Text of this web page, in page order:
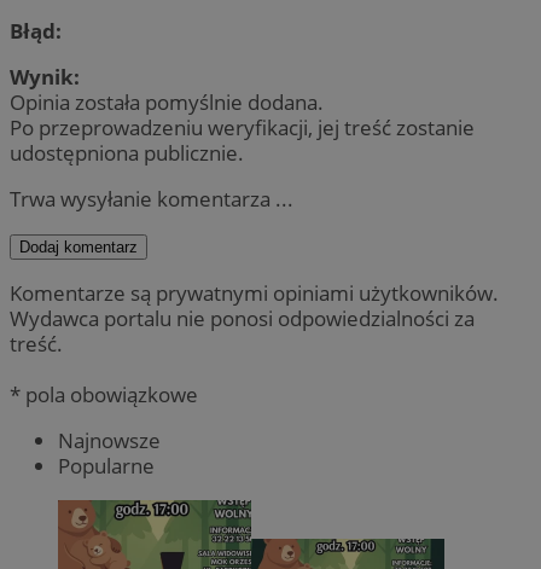
Błąd:
Wynik:
Opinia została pomyślnie dodana.
Po przeprowadzeniu weryfikacji, jej treść zostanie
udostępniona publicznie.
Trwa wysyłanie komentarza ...
Dodaj komentarz
Komentarze są prywatnymi opiniami użytkowników.
Wydawca portalu nie ponosi odpowiedzialności za
treść.
* pola obowiązkowe
Najnowsze
Popularne